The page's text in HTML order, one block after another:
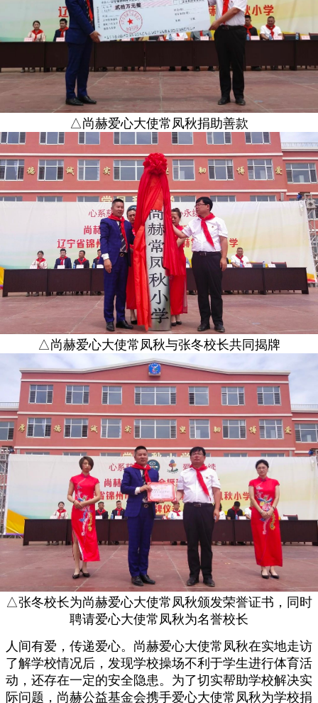
△尚赫爱心大使常凤秋捐助善款
△尚赫爱心大使常凤秋与张冬校长共同揭牌
△张冬校长为尚赫爱心大使常凤秋颁发荣誉证书，同时
聘请爱心大使常凤秋为名誉校长
人间有爱，传递爱心。尚赫爱心大使常凤秋在实地走访
了解学校情况后，发现学校操场不利于学生进行体育活
动，还存在一定的安全隐患。为了切实帮助学校解决实
际问题，尚赫公益基金会携手爱心大使常凤秋为学校捐